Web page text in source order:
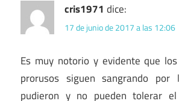
cris1971 dice:
17 de junio de 2017 a las 12:06
Es muy notorio y evidente que
prorusos siguen sangrando
pudieron y no pueden tolerar